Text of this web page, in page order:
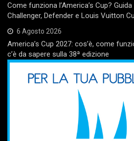
Come funziona l’America’s Cup?
Challenger, Defender e Louis Vuitton
6 Agosto 2026
America’s Cup 2027: cos’è, come
c’è da sapere sulla 38ª edizione